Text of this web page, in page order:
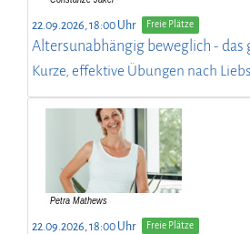
22.09.2026, 18:00 Uhr Freie Plätze
Altersunabhängig beweglich - das
Kurze, effektive Übungen nach
22.09.2026, 18:00 Uhr Freie Plätze